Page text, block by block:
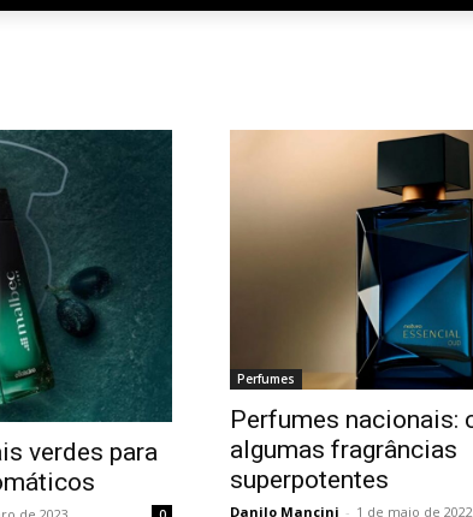
verdes para
Perfumes
Perfumes nacionais:
algumas fragrâncias
superpotentes
Danilo Mancini - 1 de maio de 2022